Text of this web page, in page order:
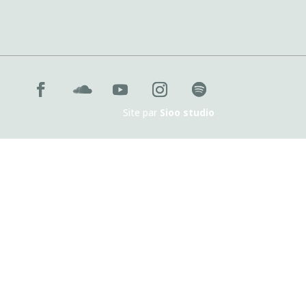
Site par Sioo studio